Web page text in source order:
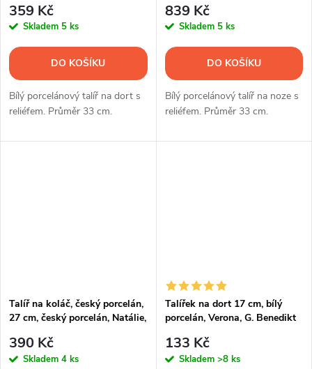
359 Kč
Skladem 5 ks
DO KOŠÍKU
Bílý porcelánový talíř na dort s
reliéfem. Průměr 33 cm.
839 Kč
Skladem 5 ks
DO KOŠÍKU
Bílý porcelánový talíř na noze s
reliéfem. Průměr 33 cm.
Talíř na koláč, český porcelán,
27 cm, český porcelán, Natálie,
390 Kč
Skladem 4 ks
Talířek na dort 17 cm, bílý
porcelán, Verona, G. Benedikt
133 Kč
Skladem >8 ks